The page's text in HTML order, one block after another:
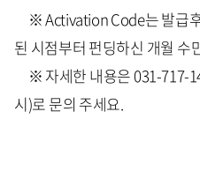
※ Activation Code는 발급
된 시점부터 펀딩하신 개월 수
※ 자세한 내용은 031-717-
시)로 문의 주세요.